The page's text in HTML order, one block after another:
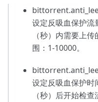
设定反吸血保护流
（秒）内需要上
围：1-10000。
设定反吸血保护时
（秒）后开始检